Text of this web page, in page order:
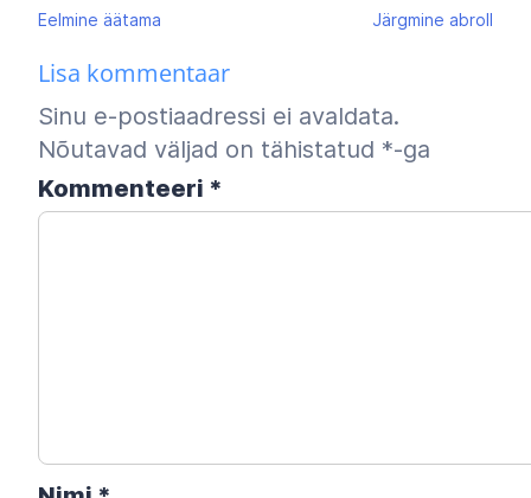
Navigeerimine
Eelmine äätama Järgmine abroll
Lisa kommentaar
Sinu e-postiaadressi ei avaldata.
Nõutavad väljad on tähistatud *-ga
Kommenteeri *